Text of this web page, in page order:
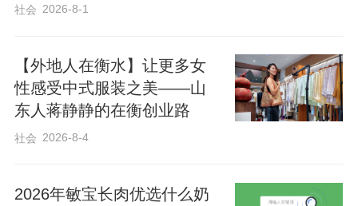
社会 2026-8-1
【外地人在衡水】让更多女
性感受中式服装之美——山
东人蒋静静的在衡创业路
社会 2026-8-4
2026年敏宝长肉优选什么奶